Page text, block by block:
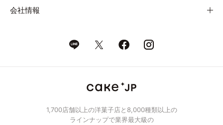
会社情報
1,700店舗以上の洋菓子店と8,000種類以上の
ラインナップで業界最大級の